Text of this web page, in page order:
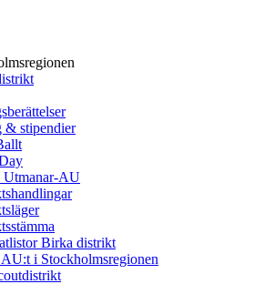
& stipendier
Utmanar-AU
Birka distrikt
i Stockholmsregionen